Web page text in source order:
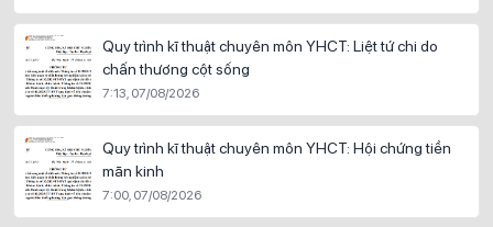
Quy trình kĩ thuật chuyên môn YHCT: Liệt tứ chi do
chấn thương cột sống
7:13, 07/08/2026
Quy trình kĩ thuật chuyên môn YHCT: Hội chứng tiền
mãn kinh
7:00, 07/08/2026